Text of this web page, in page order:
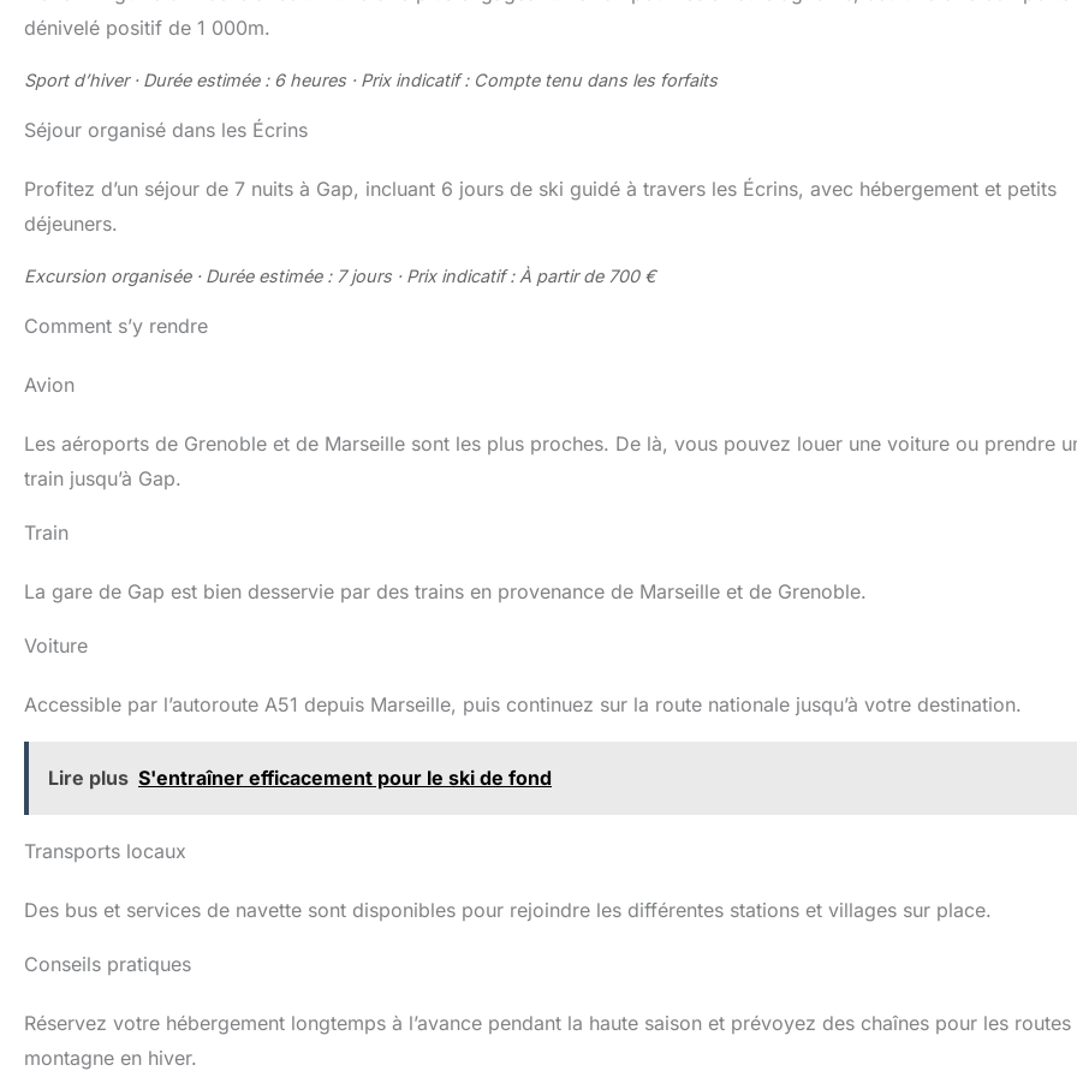
dénivelé positif de 1 000m.
Sport d’hiver · Durée estimée : 6 heures · Prix indicatif : Compte tenu dans les forfaits
Séjour organisé dans les Écrins
Profitez d’un séjour de 7 nuits à Gap, incluant 6 jours de ski guidé à travers les Écrins, avec hébergement et petits
déjeuners.
Excursion organisée · Durée estimée : 7 jours · Prix indicatif : À partir de 700 €
Comment s’y rendre
Avion
Les aéroports de Grenoble et de Marseille sont les plus proches. De là, vous pouvez louer une voiture ou prendre
train jusqu’à Gap.
Train
La gare de Gap est bien desservie par des trains en provenance de Marseille et de Grenoble.
Voiture
Accessible par l’autoroute A51 depuis Marseille, puis continuez sur la route nationale jusqu’à votre destination.
Lire plus S'entraîner efficacement pour le ski de fond
Transports locaux
Des bus et services de navette sont disponibles pour rejoindre les différentes stations et villages sur place.
Conseils pratiques
Réservez votre hébergement longtemps à l’avance pendant la haute saison et prévoyez des chaînes pour les routes
montagne en hiver.